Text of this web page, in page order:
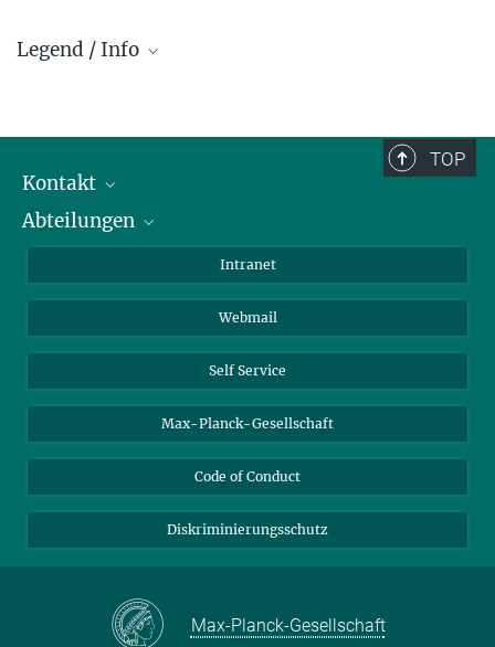
Legend / Info
Z- ~ Central building (Zentralgebäude)
AS23a- ~ Berlin (SupraFAB)
TOP
Kontakt
Mitarbeiterverzeichnis
Abteilungen
Biomolekulare Systeme
Kolloidchemie
Nachhaltige und Bio-inspirierte Materialien
Intranet
Webmail
Self Service
Max-Planck-Gesellschaft
Code of Conduct
Diskriminierungsschutz
Max-Planck-Gesellschaft